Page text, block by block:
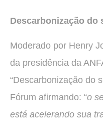
Descarbonização do
Moderado por Henry
da presidência da
“Descarbonização do
Fórum afirmando: “o
está acelerando sua